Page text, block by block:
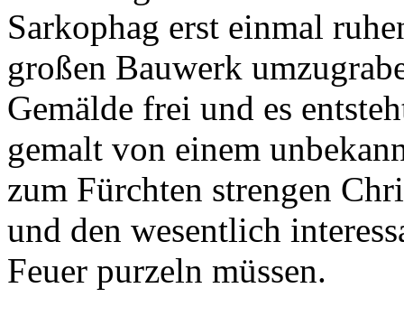
Sarkophag erst einmal
großen Bauwerk
Gemälde frei und es
gemalt von einem
zum Fürchten strengen
und den wesentlich
Feuer purzeln müssen.